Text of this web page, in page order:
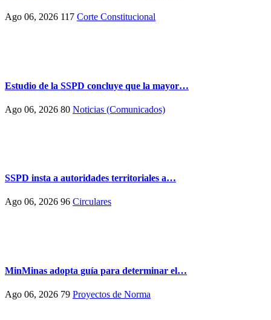
Ago 06, 2026 117 Corte Constitucional
Estudio de la SSPD concluye que la mayor…
Ago 06, 2026 80 Noticias (Comunicados)
SSPD insta a autoridades territoriales a…
Ago 06, 2026 96 Circulares
MinMinas adopta guía para determinar el…
Ago 06, 2026 79 Proyectos de Norma